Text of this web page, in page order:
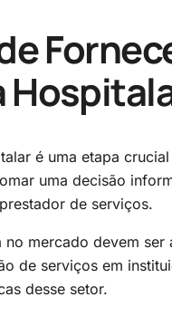
é uma etapa
uma decisão
de serviços.
no mercado devem ser
de serviços em
desse setor.